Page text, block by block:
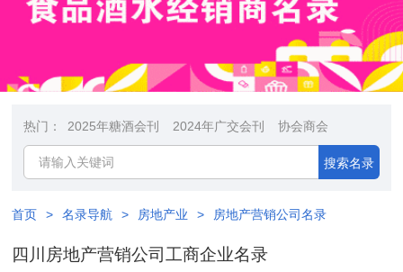
热门： 2025年糖酒会刊 2024年广交会刊 协会商会
搜索名录
首页 > 名录导航 > 房地产业 > 房地产营销公司名录
四川房地产营销公司工商企业名录